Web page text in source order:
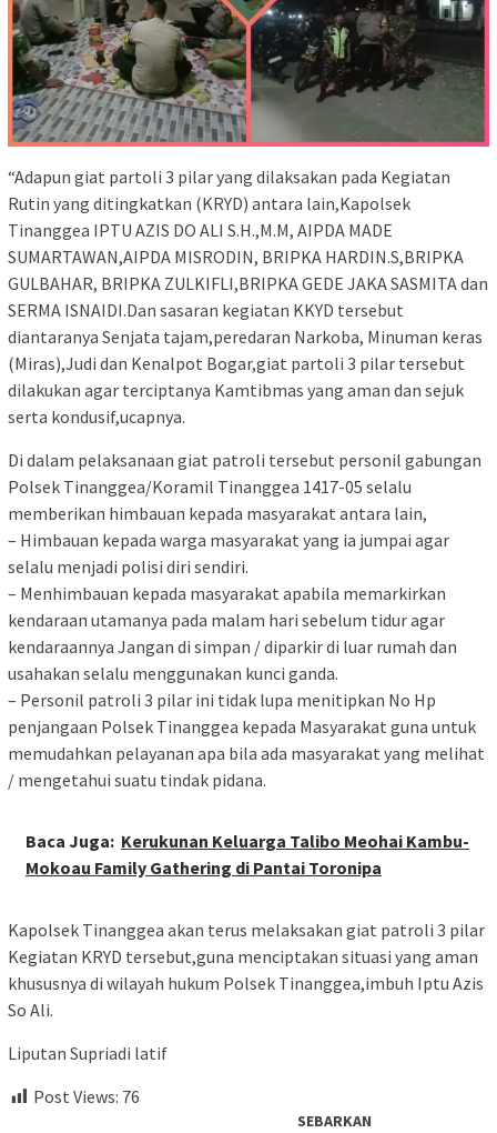
“Adapun giat partoli 3 pilar yang dilaksakan pada Kegiatan
Rutin yang ditingkatkan (KRYD) antara lain,Kapolsek
Tinanggea IPTU AZIS DO ALI S.H.,M.M, AIPDA MADE
SUMARTAWAN,AIPDA MISRODIN, BRIPKA HARDIN.S,BRIPKA
GULBAHAR, BRIPKA ZULKIFLI,BRIPKA GEDE JAKA SASMITA dan
SERMA ISNAIDI.Dan sasaran kegiatan KKYD tersebut
diantaranya Senjata tajam,peredaran Narkoba, Minuman keras
(Miras),Judi dan Kenalpot Bogar,giat partoli 3 pilar tersebut
dilakukan agar terciptanya Kamtibmas yang aman dan sejuk
serta kondusif,ucapnya.
Di dalam pelaksanaan giat patroli tersebut personil gabungan
Polsek Tinanggea/Koramil Tinanggea 1417-05 selalu
memberikan himbauan kepada masyarakat antara lain,
– Himbauan kepada warga masyarakat yang ia jumpai agar
selalu menjadi polisi diri sendiri.
– Menhimbauan kepada masyarakat apabila memarkirkan
kendaraan utamanya pada malam hari sebelum tidur agar
kendaraannya Jangan di simpan / diparkir di luar rumah dan
usahakan selalu menggunakan kunci ganda.
– Personil patroli 3 pilar ini tidak lupa menitipkan No Hp
penjangaan Polsek Tinanggea kepada Masyarakat guna untuk
memudahkan pelayanan apa bila ada masyarakat yang melihat
/ mengetahui suatu tindak pidana.
Baca Juga: Kerukunan Keluarga Talibo Meohai Kambu-
Mokoau Family Gathering di Pantai Toronipa
Kapolsek Tinanggea akan terus melaksakan giat patroli 3 pilar
Kegiatan KRYD tersebut,guna menciptakan situasi yang aman
khususnya di wilayah hukum Polsek Tinanggea,imbuh Iptu Azis
So Ali.
Liputan Supriadi latif
Post Views: 76
SEBARKAN